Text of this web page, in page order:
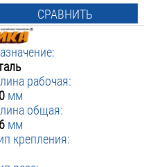
СРАВНИТЬ
рабочая:
мм
общая:
мм
крепления: